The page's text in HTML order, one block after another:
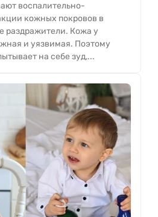
воспалительно-
кожных покровов в
раздражители. Кожа у
и уязвимая. Поэтому
на себе зуд,...